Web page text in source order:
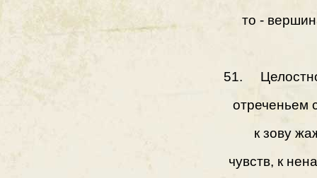
то -
51.
отреченьем
к зову
чувств, к